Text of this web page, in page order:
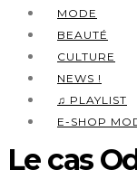
MODE
BEAUTÉ
CULTURE
NEWS !
♫ PLAYLIST
E-SHOP
Le cas